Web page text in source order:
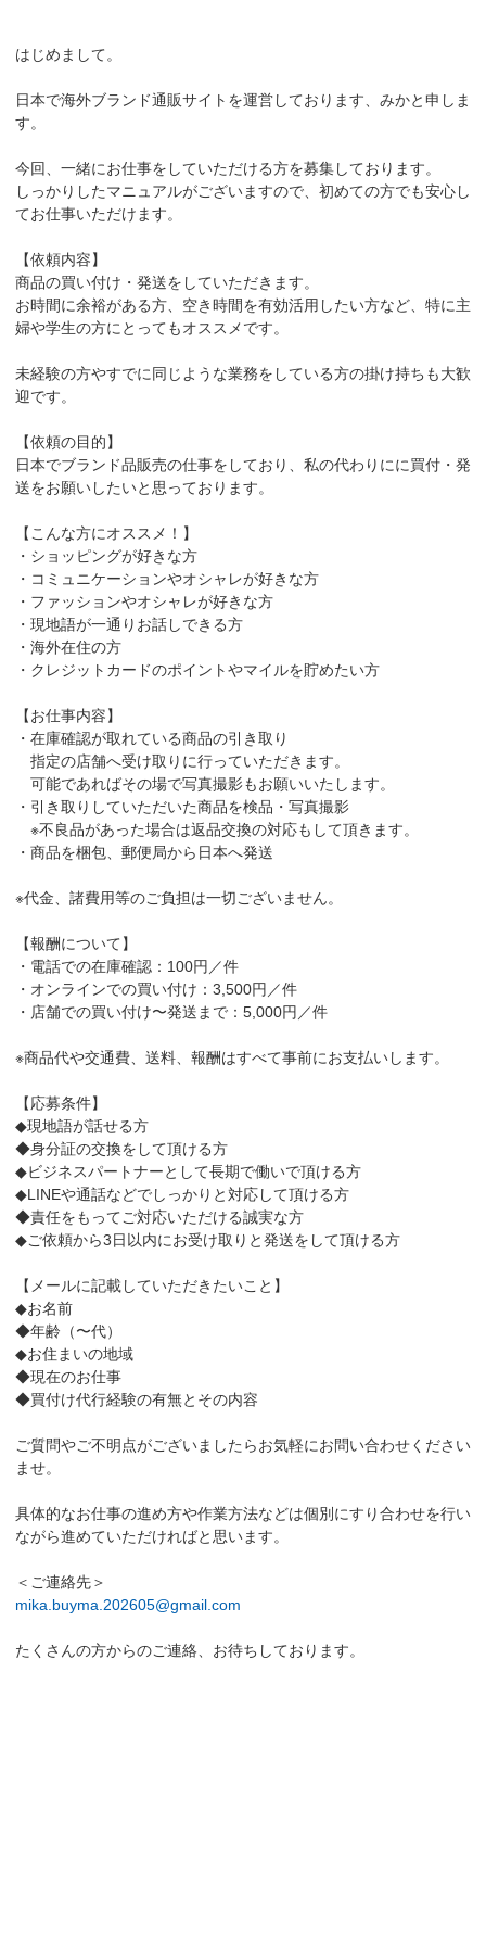
はじめまして。
日本で海外ブランド通販サイトを運営しております、みかと申しま
す。
今回、一緒にお仕事をしていただける方を募集しております。
しっかりしたマニュアルがございますので、初めての方でも安心し
てお仕事いただけます。
【依頼内容】
商品の買い付け・発送をしていただきます。
お時間に余裕がある方、空き時間を有効活用したい方など、特に主
婦や学生の方にとってもオススメです。
未経験の方やすでに同じような業務をしている方の掛け持ちも大歓
迎です。
【依頼の目的】
日本でブランド品販売の仕事をしており、私の代わりにに買付・発
送をお願いしたいと思っております。
【こんな方にオススメ！】
・ショッピングが好きな方
・コミュニケーションやオシャレが好きな方
・ファッションやオシャレが好きな方
・現地語が一通りお話しできる方
・海外在住の方
・クレジットカードのポイントやマイルを貯めたい方
【お仕事内容】
・在庫確認が取れている商品の引き取り
指定の店舗へ受け取りに行っていただきます。
可能であればその場で写真撮影もお願いいたします。
・引き取りしていただいた商品を検品・写真撮影
※不良品があった場合は返品交換の対応もして頂きます。
・商品を梱包、郵便局から日本へ発送
※代金、諸費用等のご負担は一切ございません。
【報酬について】
・電話での在庫確認：100円／件
・オンラインでの買い付け：3,500円／件
・店舗での買い付け〜発送まで：5,000円／件
※商品代や交通費、送料、報酬はすべて事前にお支払いします。
【応募条件】
◆現地語が話せる方
◆身分証の交換をして頂ける方
◆ビジネスパートナーとして長期で働いで頂ける方
◆LINEや通話などでしっかりと対応して頂ける方
◆責任をもってご対応いただける誠実な方
◆ご依頼から3日以内にお受け取りと発送をして頂ける方
【メールに記載していただきたいこと】
◆お名前
◆年齢（〜代）
◆お住まいの地域
◆現在のお仕事
◆買付け代行経験の有無とその内容
ご質問やご不明点がございましたらお気軽にお問い合わせください
ませ。
具体的なお仕事の進め方や作業方法などは個別にすり合わせを行い
ながら進めていただければと思います。
＜ご連絡先＞
mika.buyma.202605@gmail.com
たくさんの方からのご連絡、お待ちしております。